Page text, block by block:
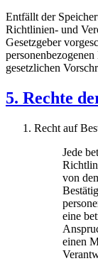
Entfällt der
Richtlinien- und
Gesetzgeber
gesetzlichen
5. Rechte
Recht auf
Jede
von
eine
einen